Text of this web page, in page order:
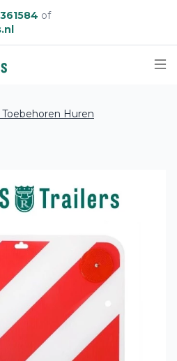
of
Huren